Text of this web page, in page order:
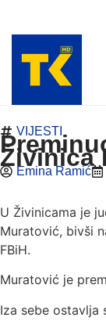
VIJESTI
Živinica
Emina Ramić
U Živinicama je
Muratović, bivši
FBiH.
Muratović je
Iza sebe ostavlja